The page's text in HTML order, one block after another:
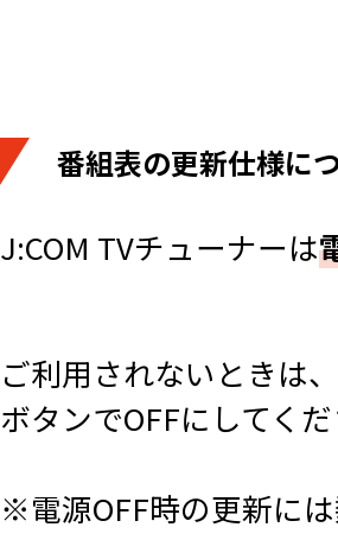
番組表の更新仕様に
J:COM TVチューナーは
ご利用されないときは
ボタンでOFFにしてくだ
※電源OFF時の更新に